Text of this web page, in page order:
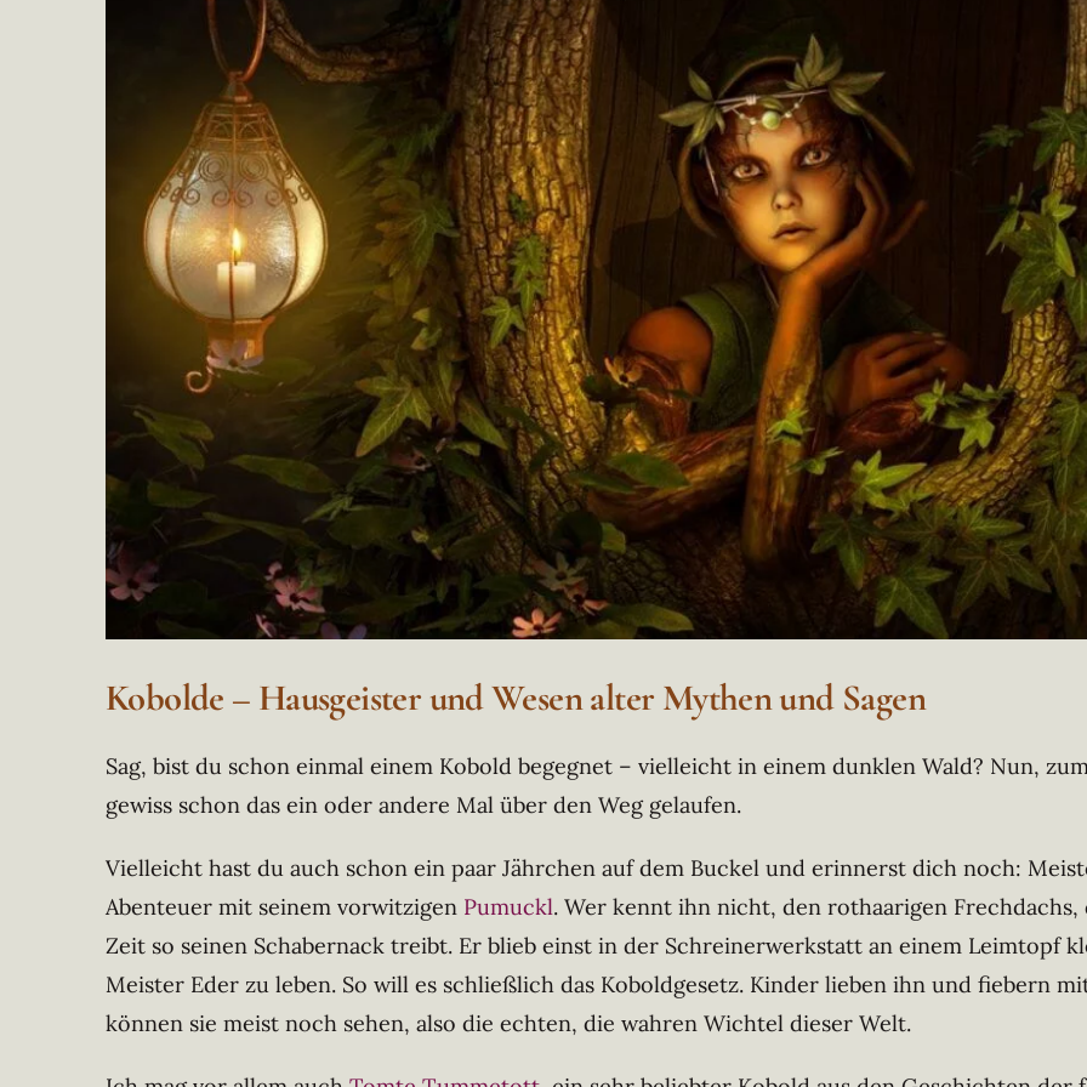
Kobolde – Hausgeister und Wesen alter Mythen und Sagen
Sag, bist du schon einmal einem Kobold begegnet – vielleicht in einem dunklen Wald? Nun,
gewiss schon das ein oder andere Mal über den Weg gelaufen.
Vielleicht hast du auch schon ein paar Jährchen auf dem Buckel und erinnerst dich noch:
Abenteuer mit seinem vorwitzigen Pumuckl. Wer kennt ihn nicht, den rothaarigen
Zeit so seinen Schabernack treibt. Er blieb einst in der Schreinerwerkstatt an einem Leimtopf
Meister Eder zu leben. So will es schließlich das Koboldgesetz. Kinder lieben ihn und fiebern
können sie meist noch sehen, also die echten, die wahren Wichtel dieser Welt.